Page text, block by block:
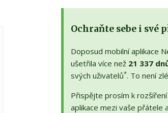
Ochraňte sebe i své
Doposud mobilní aplikace
ušetřila více než 21 337
svých uživatelů*. To není
Přispějte prosím k
aplikace mezi vaše přátele a